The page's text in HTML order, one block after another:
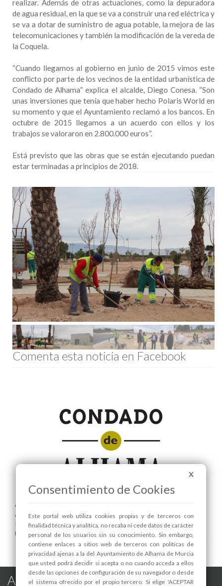
realizar. Además de otras actuaciones, como la depuradora
de agua residual, en la que se va a construir una red eléctrica y
se va a dotar de suministro de agua potable, la mejora de las
telecomunicaciones y también la modificación de la vereda de
la Coquela.
“Cuando llegamos al gobierno en junio de 2015 vimos este
conflicto por parte de los vecinos de la entidad urbanística de
Condado de Alhama” explica el alcalde, Diego Conesa. “Son
unas inversiones que tenía que haber hecho Polaris World en
su momento y que el Ayuntamiento reclamó a los bancos. En
octubre de 2015 llegamos a un acuerdo con ellos y los
trabajos se valoraron en 2.800.000 euros”.
Está previsto que las obras que se están ejecutando puedan
estar terminadas a principios de 2018.
Comenta esta noticia en Facebook
Areas relacionadas:
Alcaldía
Infraestructuras y Servicios Públicos
Urbanismo
Alhama de Murcia en las Redes
X
Consentimiento de Cookies
Este portal web utiliza cookies propias y de terceros con
finalidad técnica y analítica, no recaba ni cede datos de carácter
personal de los usuarios sin su conocimiento. Sin embargo,
contiene enlaces a sitios web de terceros con políticas de
privacidad ajenas a la del Ayuntamiento de Alhama de Murcia
que usted podrá decidir si acepta o no cuando acceda a ellos
desde las opciones de configuración de su navegador o desde
el sistema ofrecido por el propio tercero. Si elige 'ACEPTAR